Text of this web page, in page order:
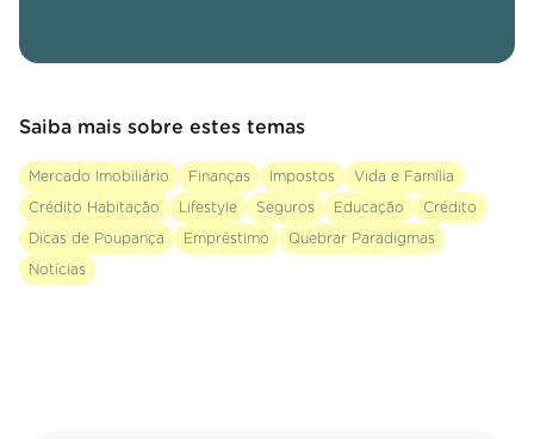
Saiba mais sobre estes temas
Mercado Imobiliário Finanças Impostos Vida e Família
Crédito Habitação Lifestyle Seguros Educação Crédito
Dicas de Poupança Empréstimo Quebrar Paradigmas
Notícias